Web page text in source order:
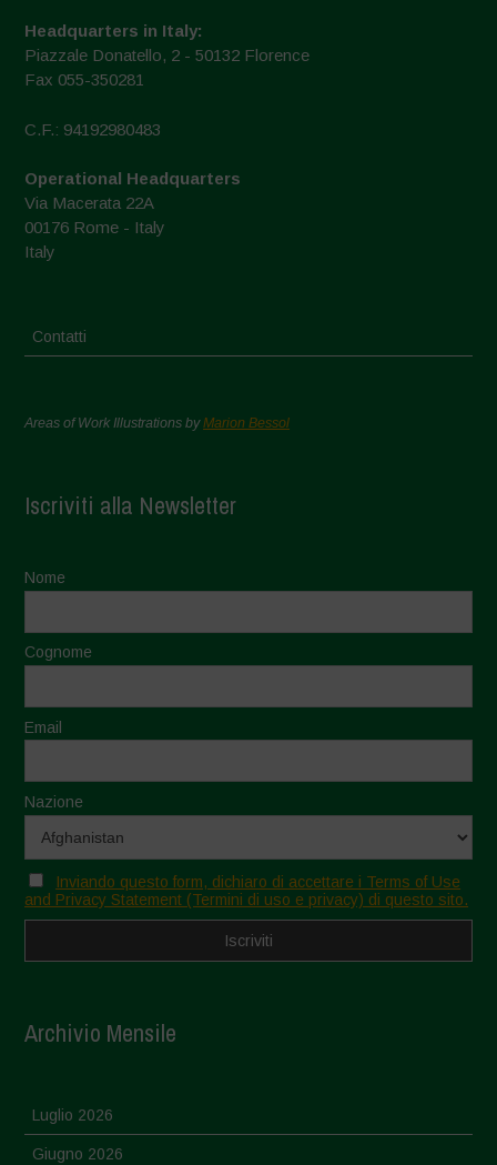
Headquarters in Italy:
Piazzale Donatello, 2 - 50132 Florence
Fax 055-350281
C.F.: 94192980483
Operational Headquarters
Via Macerata 22A
00176 Rome - Italy
Italy
Contatti
Areas of Work Illustrations byMarion Bessol
Iscriviti alla Newsletter
Nome
Cognome
Email
Nazione
Inviando questo form, dichiaro di accettare i Terms of Use
and Privacy Statement (Termini di uso e privacy) di questo sito.
Archivio Mensile
Luglio 2026
Giugno 2026